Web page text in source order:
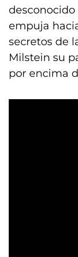
empuja
secretos de
Milstein su
por encima